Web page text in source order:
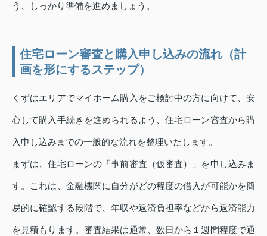
う、しっかり準備を進めましょう。
住宅ローン審査と購入申し込みの流れ（計
画を形にするステップ）
くずはエリアでマイホーム購入をご検討中の方に向けて、安
心して購入手続きを進められるよう、住宅ローン審査から購
入申し込みまでの一般的な流れを整理いたします。
まずは、住宅ローンの「事前審査（仮審査）」を申し込みま
す。これは、金融機関に自分がどの程度の借入が可能かを簡
易的に確認する段階で、年収や返済負担率などから返済能力
を見積もります。審査結果は通常、数日から１週間程度で通